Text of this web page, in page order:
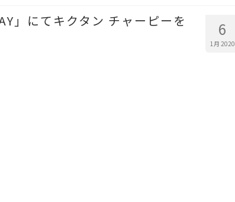
6
1月 2020
」にてキクタン チャーピーを